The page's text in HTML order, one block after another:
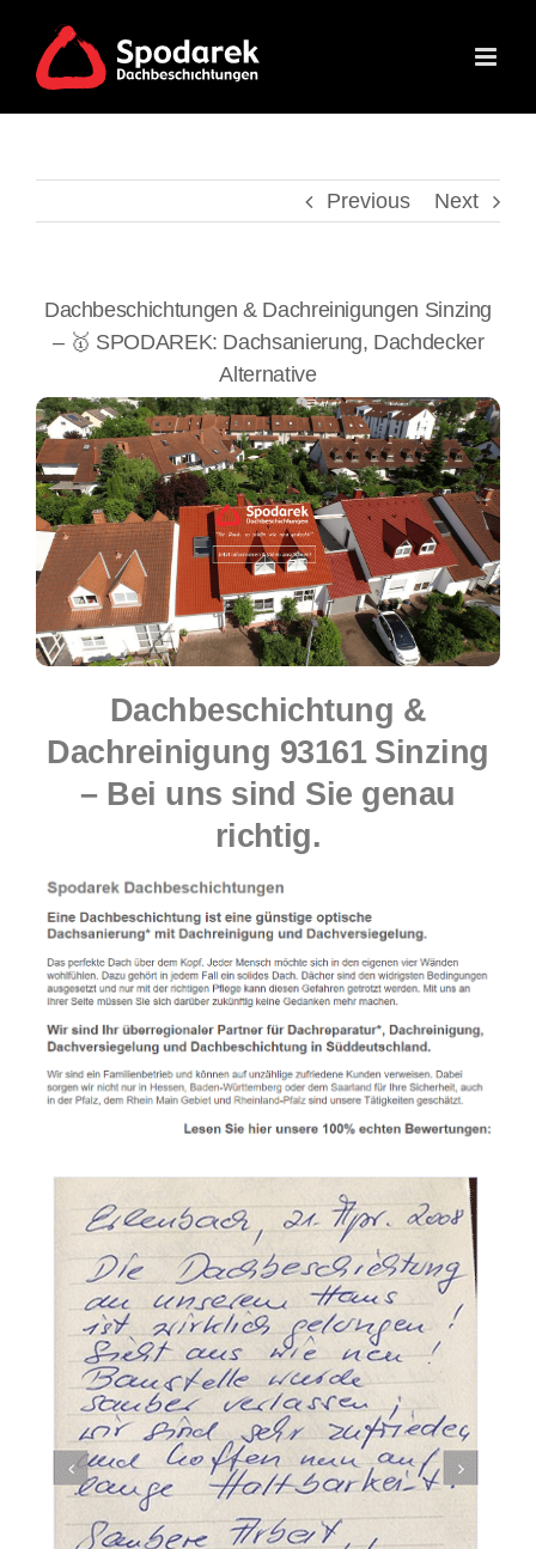
content
Previous Next
Dachbeschichtungen & Dachreinigungen Sinzing
– 🥇 SPODAREK: Dachsanierung, Dachdecker
Alternative
Dachbeschichtung &
Dachreinigung 93161 Sinzing
– Bei uns sind Sie genau
richtig.